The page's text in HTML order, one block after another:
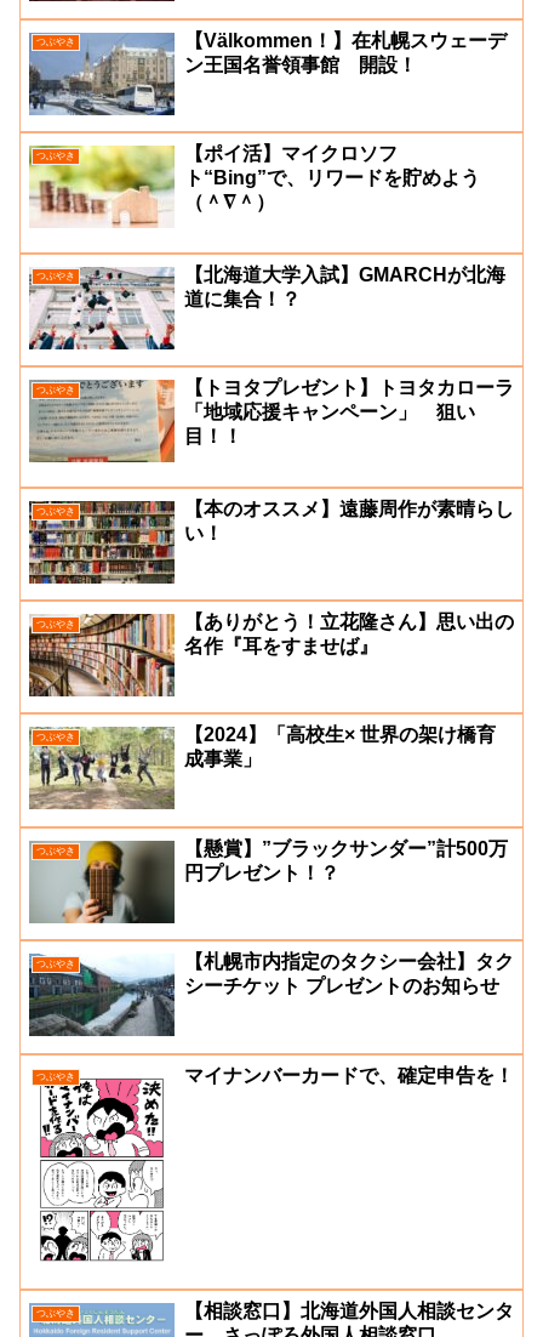
つぶやき
【Välkommen！】在札幌スウェーデ
ン王国名誉領事館 開設！
つぶやき
【ポイ活】マイクロソフ
ト“Bing”で、リワードを貯めよう
（＾∇＾）
つぶやき
【北海道大学入試】GMARCHが北海
道に集合！？
つぶやき
【トヨタプレゼント】トヨタカローラ
「地域応援キャンペーン」 狙い
目！！
つぶやき
【本のオススメ】遠藤周作が素晴らし
い！
つぶやき
【ありがとう！立花隆さん】思い出の
名作『耳をすませば』
つぶやき
【2024】「高校生× 世界の架け橋育
成事業」
つぶやき
【懸賞】”ブラックサンダー”計500万
円プレゼント！？
つぶやき
【札幌市内指定のタクシー会社】タク
シーチケット プレゼントのお知らせ
つぶやき マイナンバーカードで、確定申告を！
つぶやき
【相談窓口】北海道外国人相談センタ